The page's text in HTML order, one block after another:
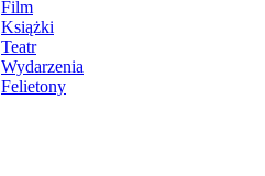
Film
Książki
Teatr
Wydarzenia
Felietony